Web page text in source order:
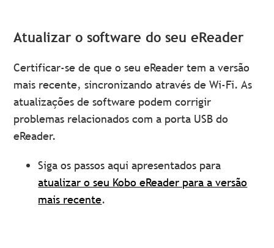
Atualizar o software do seu eReader
Certificar-se de que o seu eReader tem a versão
mais recente, sincronizando através de Wi-Fi. As
atualizações de software podem corrigir
problemas relacionados com a porta USB do
eReader.
Siga os passos aqui apresentados para
atualizar o seu Kobo eReader para a versão
mais recente.